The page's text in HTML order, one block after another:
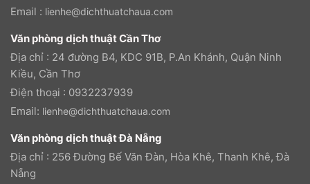
Email : lienhe@dichthuatchaua.com
Văn phòng dịch thuật Cần Thơ
Địa chỉ : 24 đường B4, KDC 91B, P.An Khánh, Quận Ninh
Kiều, Cần Thơ
Điện thoại : 0932237939
Email: lienhe@dichthuatchaua.com
Văn phòng dịch thuật Đà Nẵng
Địa chỉ : 256 Đường Bế Văn Đàn, Hòa Khê, Thanh Khê, Đà
Nẵng